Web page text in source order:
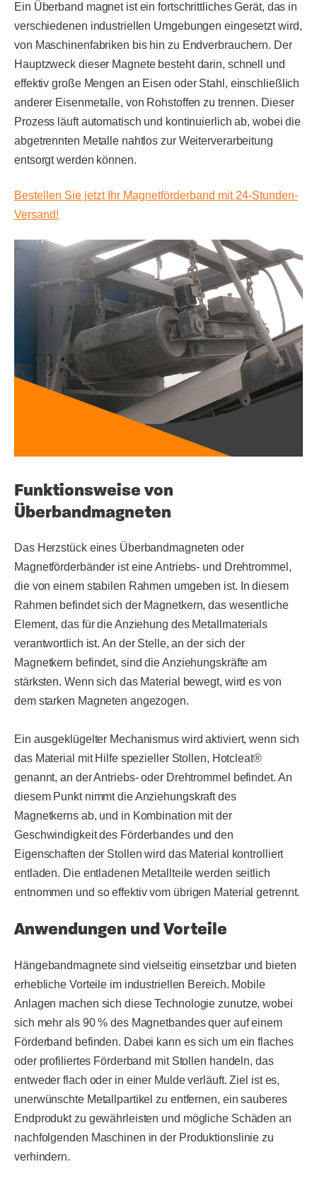
Ein Überband magnet ist ein fortschrittliches Gerät, das in
verschiedenen industriellen Umgebungen eingesetzt wird,
von Maschinenfabriken bis hin zu Endverbrauchern. Der
Hauptzweck dieser Magnete besteht darin, schnell und
effektiv große Mengen an Eisen oder Stahl, einschließlich
anderer Eisenmetalle, von Rohstoffen zu trennen. Dieser
Prozess läuft automatisch und kontinuierlich ab, wobei die
abgetrennten Metalle nahtlos zur Weiterverarbeitung
entsorgt werden können.
Bestellen Sie jetzt Ihr Magnetförderband mit 24-Stunden-
Versand!
Funktionsweise von
Überbandmagneten
Das Herzstück eines Überbandmagneten oder
Magnetförderbänder ist eine Antriebs- und Drehtrommel,
die von einem stabilen Rahmen umgeben ist. In diesem
Rahmen befindet sich der Magnetkern, das wesentliche
Element, das für die Anziehung des Metallmaterials
verantwortlich ist. An der Stelle, an der sich der
Magnetkern befindet, sind die Anziehungskräfte am
stärksten. Wenn sich das Material bewegt, wird es von
dem starken Magneten angezogen.
Ein ausgeklügelter Mechanismus wird aktiviert, wenn sich
das Material mit Hilfe spezieller Stollen, Hotcleat®
genannt, an der Antriebs- oder Drehtrommel befindet. An
diesem Punkt nimmt die Anziehungskraft des
Magnetkerns ab, und in Kombination mit der
Geschwindigkeit des Förderbandes und den
Eigenschaften der Stollen wird das Material kontrolliert
entladen. Die entladenen Metallteile werden seitlich
entnommen und so effektiv vom übrigen Material getrennt.
Anwendungen und Vorteile
Hängebandmagnete sind vielseitig einsetzbar und bieten
erhebliche Vorteile im industriellen Bereich. Mobile
Anlagen machen sich diese Technologie zunutze, wobei
sich mehr als 90 % des Magnetbandes quer auf einem
Förderband befinden. Dabei kann es sich um ein flaches
oder profiliertes Förderband mit Stollen handeln, das
entweder flach oder in einer Mulde verläuft. Ziel ist es,
unerwünschte Metallpartikel zu entfernen, ein sauberes
Endprodukt zu gewährleisten und mögliche Schäden an
nachfolgenden Maschinen in der Produktionslinie zu
verhindern.